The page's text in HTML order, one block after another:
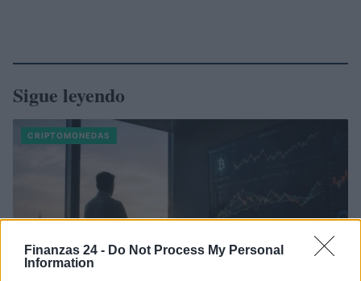
Finanzas 24 - Do Not Process My Personal
Information
Sigue leyendo
CRIPTOMONEDAS